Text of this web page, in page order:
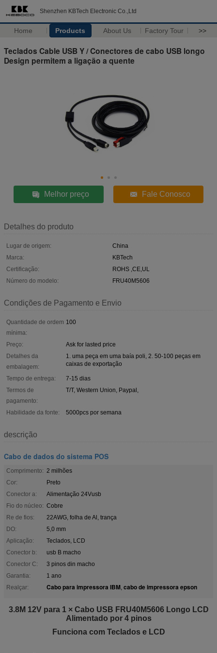
Shenzhen KBTech Electronic Co.,Ltd
Home Products About Us Factory Tour >>
Teclados Cable USB Y / Conectores de cabo USB longo
Design permitem a ligação a quente
Melhor preço Fale Conosco
Detalhes do produto
Lugar de origem:
China
Marca:
KBTech
Certificação:
ROHS ,CE,UL
Número do modelo:
FRU40M5606
Condições de Pagamento e Envio
Quantidade de ordem
mínima:
100
Preço:
Ask for lasted price
Detalhes da
embalagem:
1. uma peça em uma baía poli, 2. 50-100 peças em
caixas de exportação
Tempo de entrega:
7-15 dias
Termos de
pagamento:
T/T, Western Union, Paypal,
Habilidade da fonte: 5000pcs por semana
descrição
Cabo de dados do sistema POS
Comprimento: 2 milhões
Cor:
Preto
Conector a:
Alimentação 24Vusb
Fio do núcleo: Cobre
Re de fios:
22AWG, folha de Al, trança
DO:
5,0 mm
Aplicação:
Teclados, LCD
Conector b:
usb B macho
Conector C:
3 pinos din macho
Garantia:
1 ano
Realçar:
Cabo para impressora IBM, cabo de impressora epson
3.8M 12V para 1 × Cabo USB FRU40M5606 Longo LCD
Alimentado por 4 pinos
Funciona com Teclados e LCD